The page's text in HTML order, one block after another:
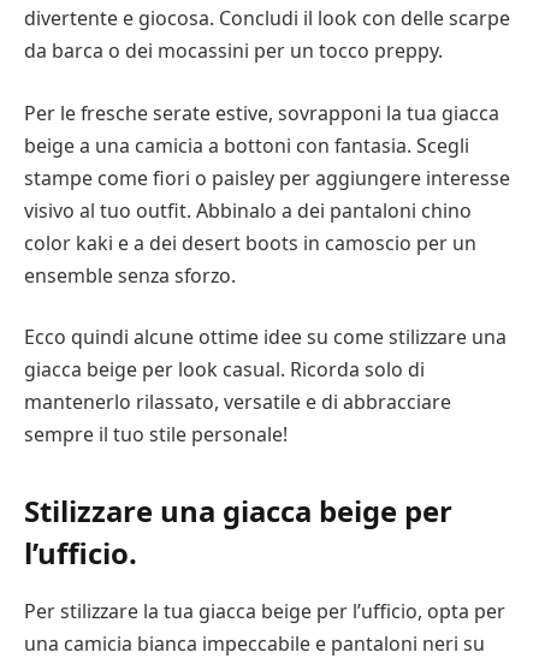
divertente e giocosa. Concludi il look con delle scarpe
da barca o dei mocassini per un tocco preppy.
Per le fresche serate estive, sovrapponi la tua giacca
beige a una camicia a bottoni con fantasia. Scegli
stampe come fiori o paisley per aggiungere interesse
visivo al tuo outfit. Abbinalo a dei pantaloni chino
color kaki e a dei desert boots in camoscio per un
ensemble senza sforzo.
Ecco quindi alcune ottime idee su come stilizzare una
giacca beige per look casual. Ricorda solo di
mantenerlo rilassato, versatile e di abbracciare
sempre il tuo stile personale!
Stilizzare una giacca beige per
l’ufficio.
Per stilizzare la tua giacca beige per l’ufficio, opta per
una camicia bianca impeccabile e pantaloni neri su